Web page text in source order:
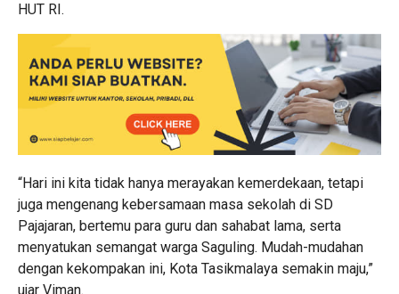
HUT RI.
“Hari ini kita tidak hanya merayakan kemerdekaan, tetapi
juga mengenang kebersamaan masa sekolah di SD
Pajajaran, bertemu para guru dan sahabat lama, serta
menyatukan semangat warga Saguling. Mudah-mudahan
dengan kekompakan ini, Kota Tasikmalaya semakin maju,”
ujar Viman.